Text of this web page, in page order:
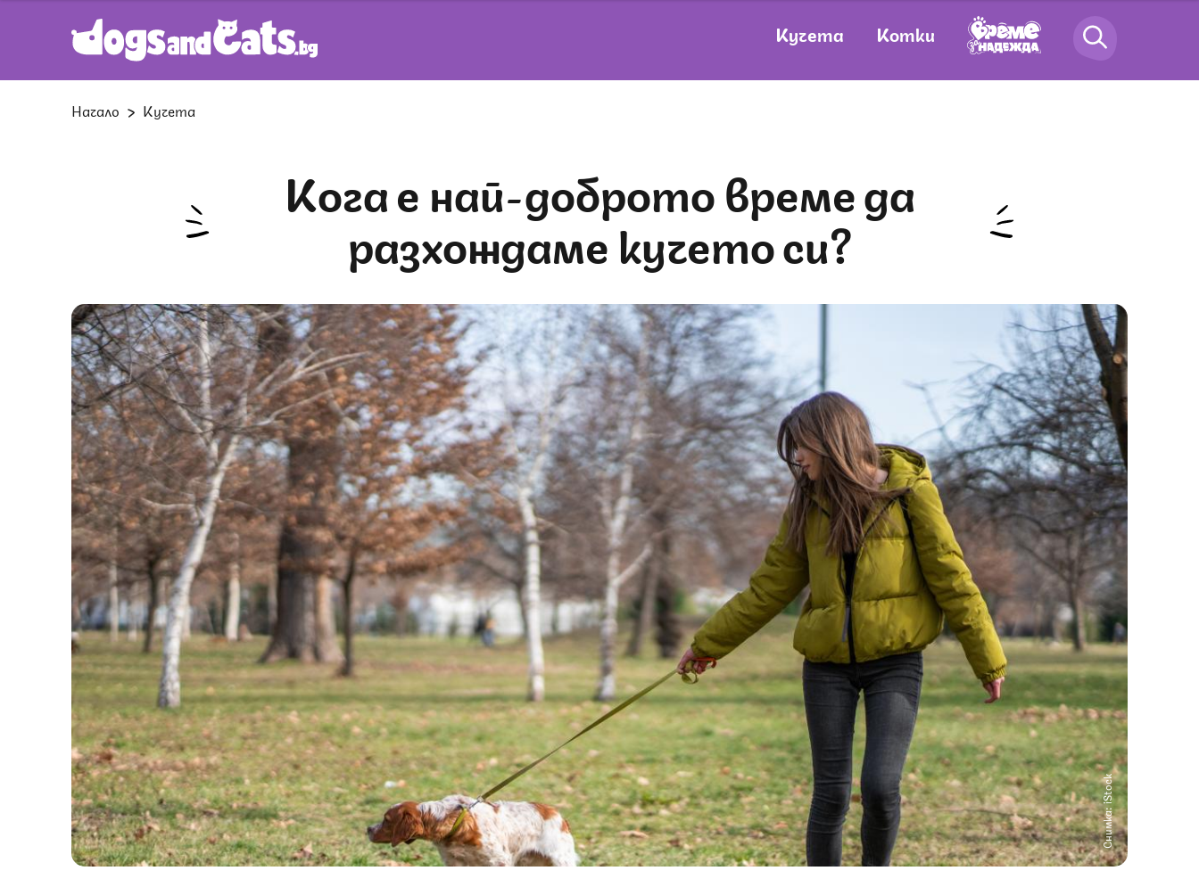
Кучета Котки
Начало Кучета
Кога е най-доброто време да
разхождаме кучето си?
Снимка: iStock